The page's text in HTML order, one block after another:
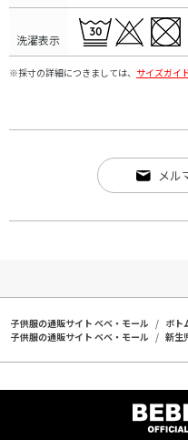
洗濯表示
※採寸の詳細につきましては、 サイズガイ
メル
子供服の通販サイト ベベ・モール ボト
子供服の通販サイト ベベ・モール
新生